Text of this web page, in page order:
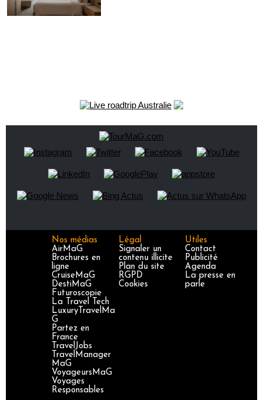
Nos médias
AirMaG
Brochures en
ligne
CruiseMaG
DestiMaG
Futuroscopie
La Travel Tech
LuxuryTravelMa
G
Partez en
France
TravelJobs
TravelManager
MaG
VoyageursMaG
Voyages
Responsables
Légal
Signaler un
contenu illicite
Plan du site
RGPD
Cookies
Utiles
Contact
Publicité
Agenda
La presse en
parle